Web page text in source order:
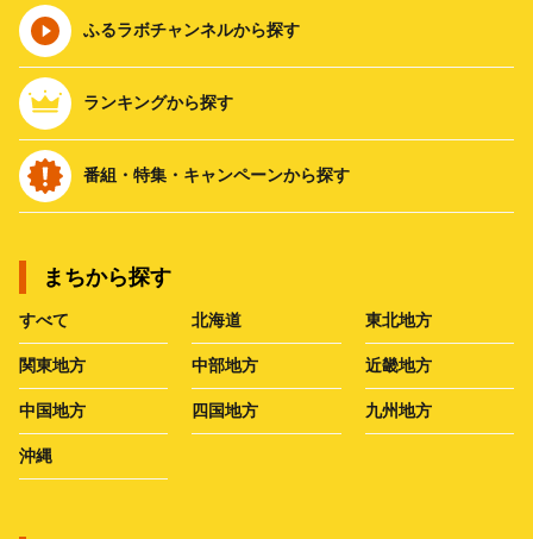
ふるラボチャンネルから探す
ランキングから探す
番組・特集・キャンペーンから探す
まちから探す
すべて 北海道 東北地方
関東地方 中部地方 近畿地方
中国地方 四国地方 九州地方
沖縄